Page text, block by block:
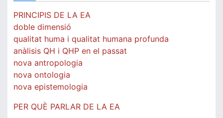
PRINCIPIS DE LA EA
doble dimensió
qualitat huma i qualitat humana profunda
anàlisis QH i QHP en el passat
nova antropologia
nova ontologia
nova epistemologia
PER QUÈ PARLAR DE LA EA